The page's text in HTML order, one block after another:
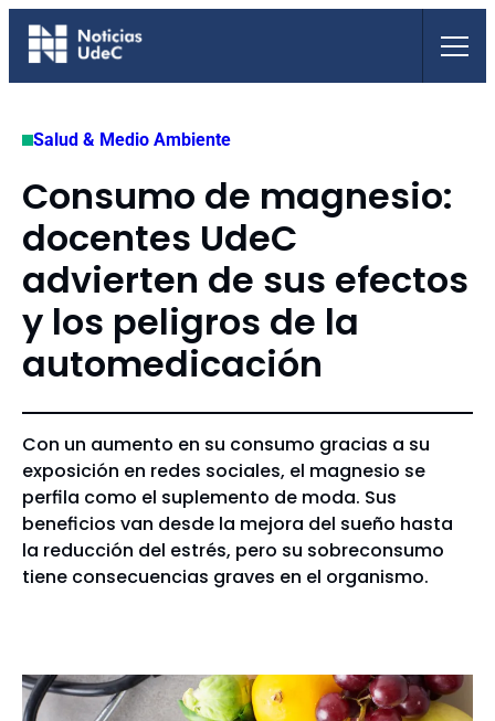
Saltar
Salud & Medio Ambiente
Consumo de magnesio:
docentes UdeC
advierten de sus efectos
y los peligros de la
automedicación
Con un aumento en su consumo gracias a su
exposición en redes sociales, el magnesio se
perfila como el suplemento de moda. Sus
beneficios van desde la mejora del sueño hasta
la reducción del estrés, pero su sobreconsumo
tiene consecuencias graves en el organismo.